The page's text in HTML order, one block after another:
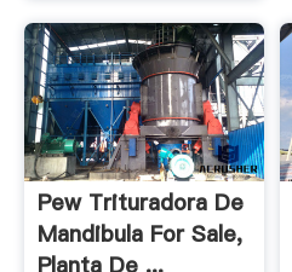
Pew Trituradora De
Mandibula For Sale,
Planta De ...